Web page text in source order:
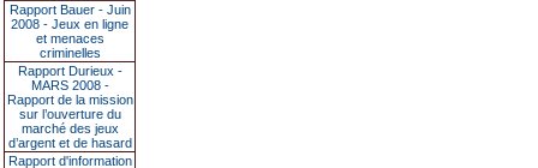
Rapport Bauer - Juin
2008 - Jeux en ligne
et menaces
criminelles
Rapport Durieux -
MARS 2008 -
Rapport de la mission
sur l’ouverture du
marché des jeux
d’argent et de hasard
Rapport d'information